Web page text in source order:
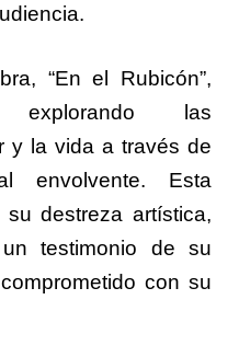
“En el Rubicón”,
explorando las
y la vida a través de
envolvente. Esta
destreza artística,
testimonio de su
con su